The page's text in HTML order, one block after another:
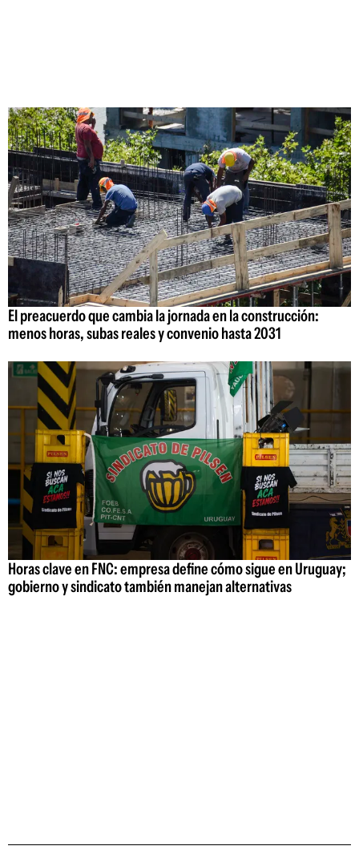
El preacuerdo que cambia la jornada en la construcción:
menos horas, subas reales y convenio hasta 2031
Horas clave en FNC: empresa define cómo sigue en Uruguay;
gobierno y sindicato también manejan alternativas